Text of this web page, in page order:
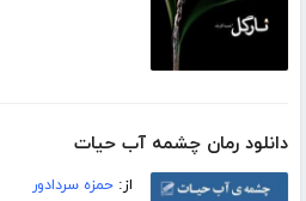
دانلود رمان چشمه آب حیات
از:حمزه سردادور